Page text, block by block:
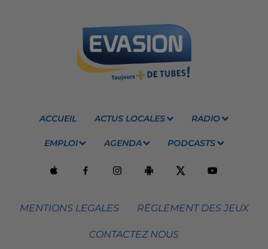
ACCUEIL ACTUS LOCALES RADIO
EMPLOI AGENDA PODCASTS
MENTIONS LEGALES RÈGLEMENT DES JEUX
CONTACTEZ NOUS